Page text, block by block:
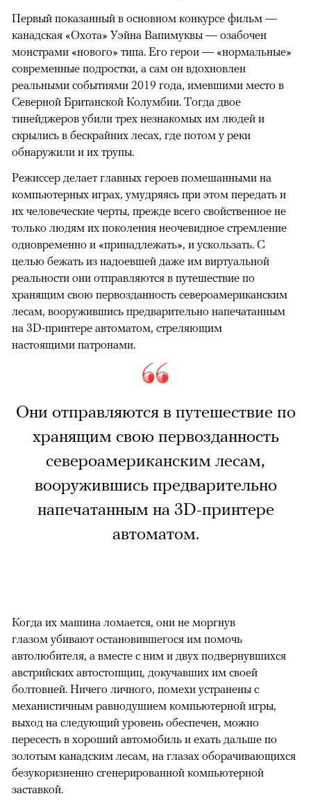
Первый показанный в основном конкурсе фильм —
канадская «Охота» Уэйна Вапимуквы — озабочен
монстрами «нового» типа. Его герои — «нормальные»
современные подростки, а сам он вдохновлен
реальными событиями 2019 года, имевшими место в
Северной Британской Колумбии. Тогда двое
тинейджеров убили трех незнакомых им людей и
скрылись в бескрайних лесах, где потом у реки
обнаружили и их трупы.
Режиссер делает главных героев помешанными на
компьютерных играх, умудряясь при этом передать и
их человеческие черты, прежде всего свойственное не
только людям их поколения неочевидное стремление
одновременно и «принадлежать», и ускользать. С
целью бежать из надоевшей даже им виртуальной
реальности они отправляются в путешествие по
хранящим свою первозданность североамериканским
лесам, вооружившись предварительно напечатанным
на 3D-принтере автоматом, стреляющим
настоящими патронами.
Они отправляются в путешествие по
хранящим свою первозданность
североамериканским лесам,
вооружившись предварительно
напечатанным на 3D-принтере
автоматом.
Когда их машина ломается, они не моргнув
глазом убивают остановившегося им помочь
автолюбителя, а вместе с ним и двух подвернувшихся
австрийских автостопщиц, докучавших им своей
болтовней. Ничего личного, помехи устранены с
механистичным равнодушием компьютерной игры,
выход на следующий уровень обеспечен, можно
пересесть в хороший автомобиль и ехать дальше по
золотым канадским лесам, на глазах оборачивающихся
безукоризненно сгенерированной компьютерной
заставкой.